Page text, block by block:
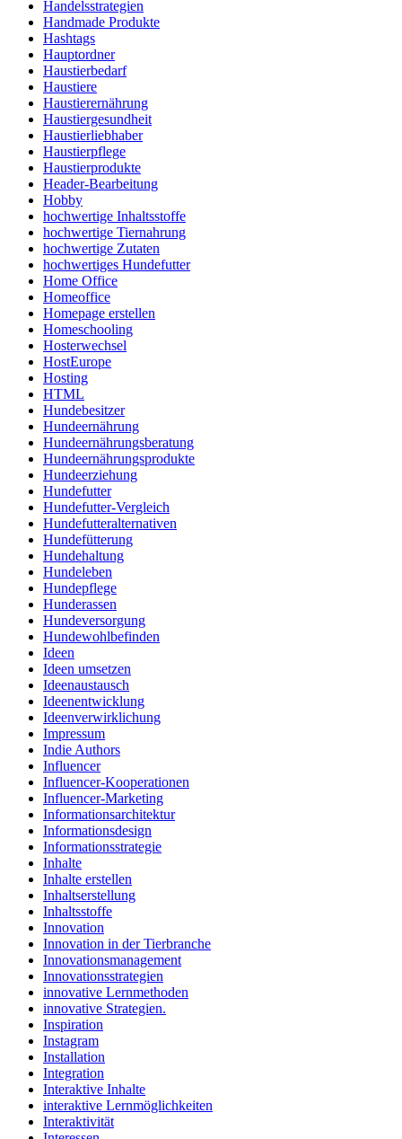
Handelsstrategien
Handmade Produkte
Hashtags
Hauptordner
Haustierbedarf
Haustiere
Haustierernährung
Haustiergesundheit
Haustierliebhaber
Haustierpflege
Haustierprodukte
Header-Bearbeitung
Hobby
hochwertige Inhaltsstoffe
hochwertige Tiernahrung
hochwertige Zutaten
hochwertiges Hundefutter
Home Office
Homeoffice
Homepage erstellen
Homeschooling
Hosterwechsel
HostEurope
Hosting
HTML
Hundebesitzer
Hundeernährung
Hundeernährungsberatung
Hundeernährungsprodukte
Hundeerziehung
Hundefutter
Hundefutter-Vergleich
Hundefutteralternativen
Hundefütterung
Hundehaltung
Hundeleben
Hundepflege
Hunderassen
Hundeversorgung
Hundewohlbefinden
Ideen
Ideen umsetzen
Ideenaustausch
Ideenentwicklung
Ideenverwirklichung
Impressum
Indie Authors
Influencer
Influencer-Kooperationen
Influencer-Marketing
Informationsarchitektur
Informationsdesign
Informationsstrategie
Inhalte
Inhalte erstellen
Inhaltserstellung
Inhaltsstoffe
Innovation
Innovation in der Tierbranche
Innovationsmanagement
Innovationsstrategien
innovative Lernmethoden
innovative Strategien.
Inspiration
Instagram
Installation
Integration
Interaktive Inhalte
interaktive Lernmöglichkeiten
Interaktivität